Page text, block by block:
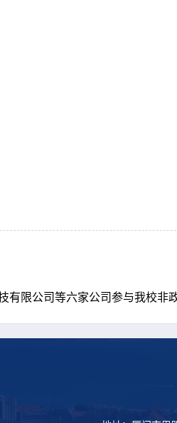
有限公司等六家公司参与我校非